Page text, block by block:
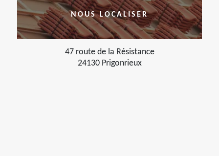
NOUS LOCALISER
47 route de la Résistance
24130 Prigonrieux